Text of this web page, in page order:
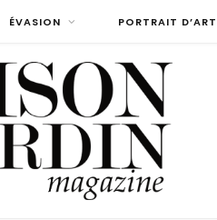
ÉVASION PORTRAIT